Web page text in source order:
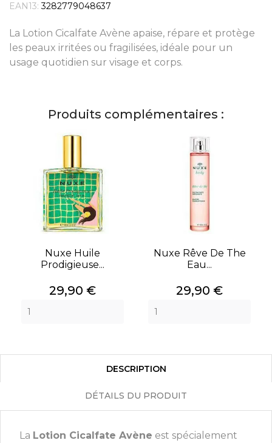
EAN13: 3282779048637
La Lotion Cicalfate Avène apaise, répare et protège
les peaux irritées ou fragilisées, idéale pour un
usage quotidien sur visage et corps.
Produits complémentaires :
Nuxe Huile
Prodigieuse...
Prix
29,90 €
Nuxe Rêve De The
Eau...
Prix
29,90 €
DESCRIPTION
DÉTAILS DU PRODUIT
La Lotion Cicalfate Avène est spécialement